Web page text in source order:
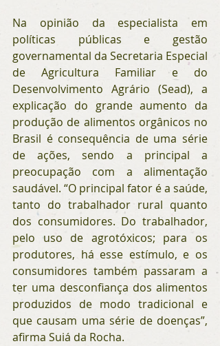
Na opinião da especialista em
políticas públicas e gestão
governamental da Secretaria Especial
de Agricultura Familiar e do
Desenvolvimento Agrário (Sead), a
explicação do grande aumento da
produção de alimentos orgânicos no
Brasil é consequência de uma série
de ações, sendo a principal a
preocupação com a alimentação
saudável. “O principal fator é a saúde,
tanto do trabalhador rural quanto
dos consumidores. Do trabalhador,
pelo uso de agrotóxicos; para os
produtores, há esse estímulo, e os
consumidores também passaram a
ter uma desconfiança dos alimentos
produzidos de modo tradicional e
que causam uma série de doenças”,
afirma Suiá da Rocha.